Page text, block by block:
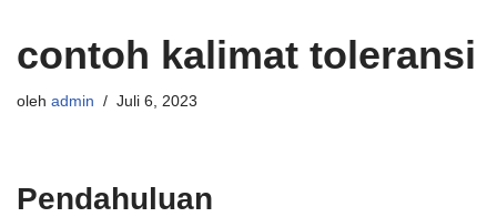
contoh kalimat toleransi
oleh admin Juli 6, 2023
Pendahuluan